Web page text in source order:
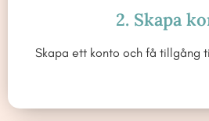
2. Skapa
Skapa ett konto och få tillgång